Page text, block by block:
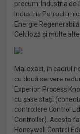
precum: Industria de
Industria
Energie
Celuloză și multe
Mai exact, în cadrul
cu două servere
Experion Process
cu șase stații
controllere Control
Controller). Acesta
Honeywell Control